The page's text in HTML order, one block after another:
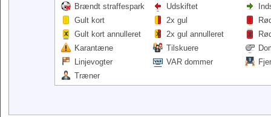
Brændt straffespark
Udskiftet
Gult kort
2x gul
Gult kort annulleret
2x gul annulleret
Karantæne
Tilskuere
Linjevogter
VAR dommer
Træner